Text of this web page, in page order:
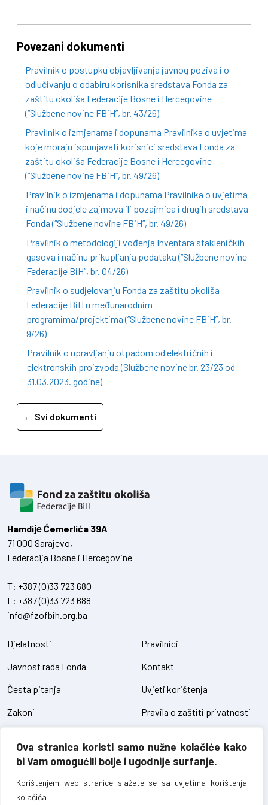
Ova stranica koristi samo nužne kolačiće kako
bi Vam omogućili bolje i ugodnije surfanje.
Korištenjem web stranice slažete se sa uvjetima korištenja
kolačića
Povezani dokumenti
Pravilnik o postupku objavljivanja javnog poziva i o
odlučivanju o odabiru korisnika sredstava Fonda za
zaštitu okoliša Federacije Bosne i Hercegovine
(“Službene novine FBiH”, br. 43/26)
Pravilnik o izmjenama i dopunama Pravilnika o uvjetima
koje moraju ispunjavati korisnici sredstava Fonda za
zaštitu okoliša Federacije Bosne i Hercegovine
(“Službene novine FBiH”, br. 49/26)
Pravilnik o izmjenama i dopunama Pravilnika o uvjetima
i načinu dodjele zajmova ili pozajmica i drugih sredstava
Fonda (“Službene novine FBiH”, br. 49/26)
Pravilnik o metodologiji vođenja Inventara stakleničkih
gasova i načinu prikupljanja podataka (“Službene novine
Federacije BiH”, br. 04/26)
Pravilnik o sudjelovanju Fonda za zaštitu okoliša
Federacije BiH u međunarodnim
programima/projektima (“Službene novine FBiH”, br.
9/26)
Pravilnik o upravljanju otpadom od električnih i
elektronskih proizvoda (Službene novine br. 23/23 od
31.03.2023. godine)
← Svi dokumenti
Hamdiје Ćemerlića 39A
71 000 Sarajevo,
Federacija Bosne i Hercegovine
T: +387 (0)33 723 680
F: +387 (0)33 723 688
info@fzofbih.org.ba
Djelatnosti
Javnost rada Fonda
Česta pitanja
Zakoni
Pravilnici
Kontakt
Uvjeti korištenja
Pravila o zaštiti privatnosti
Pristup informacijama